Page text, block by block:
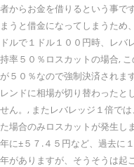
者からお金を借りるという事で
まうと借金になってしまうため
ドルで１ドル１００円時、レ
持率５０％ロスカットの場合,
が５０％なので強制決済されま
レンドに相場が切り替わったと
せん。, またレバレッジ１倍で
た場合のみロスカットが発生し
年に±５７.４５円など、過去に
年がありますが、そうそうは起